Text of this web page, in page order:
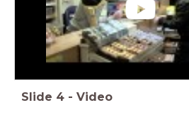
Slide 4 - Video